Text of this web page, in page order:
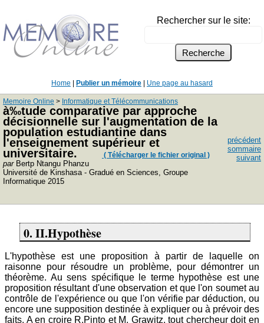
Rechercher sur le site:
Home Publier un mémoire Une page au hasard
Memoire Online > Informatique et Télécommunications
à‰tude comparative par approche
décisionnelle sur l'augmentation de la
population estudiantine dans
l'enseignement supérieur et
universitaire.
( Télécharger le fichier original )
parBertp Ntangu Phanzu
Université de Kinshasa - Gradué en Sciences, Groupe
Informatique 2015
précédent
sommaire
suivant
0. II.Hypothèse
L'hypothèse est une proposition à partir de laquelle on
raisonne pour résoudre un problème, pour démontrer un
théorème. Au sens spécifique le terme hypothèse est une
proposition résultant d'une observation et que l'on soumet au
contrôle de l'expérience ou que l'on vérifie par déduction, ou
encore une supposition destinée à expliquer ou à prévoir des
faits. A en croire R.Pinto et M. Grawitz, tout chercheur doit en